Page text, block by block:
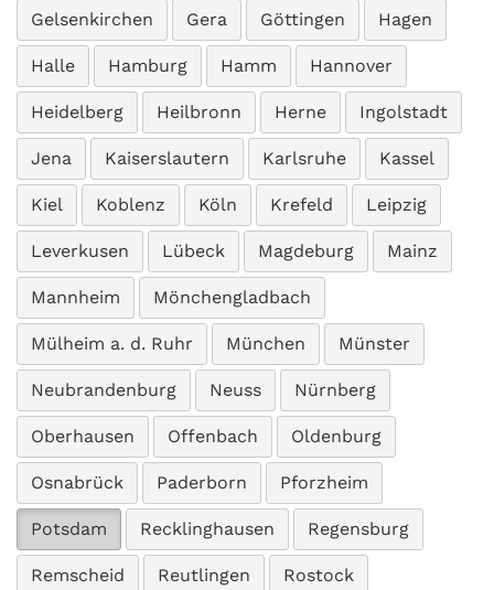
Gelsenkirchen Gera Göttingen Hagen
Halle Hamburg Hamm Hannover
Heidelberg Heilbronn Herne Ingolstadt
Jena Kaiserslautern Karlsruhe Kassel
Kiel Koblenz Köln Krefeld Leipzig
Leverkusen Lübeck Magdeburg Mainz
Mannheim Mönchengladbach
Mülheim a. d. Ruhr München Münster
Neubrandenburg Neuss Nürnberg
Oberhausen Offenbach Oldenburg
Osnabrück Paderborn Pforzheim
Potsdam Recklinghausen Regensburg
Remscheid Reutlingen Rostock